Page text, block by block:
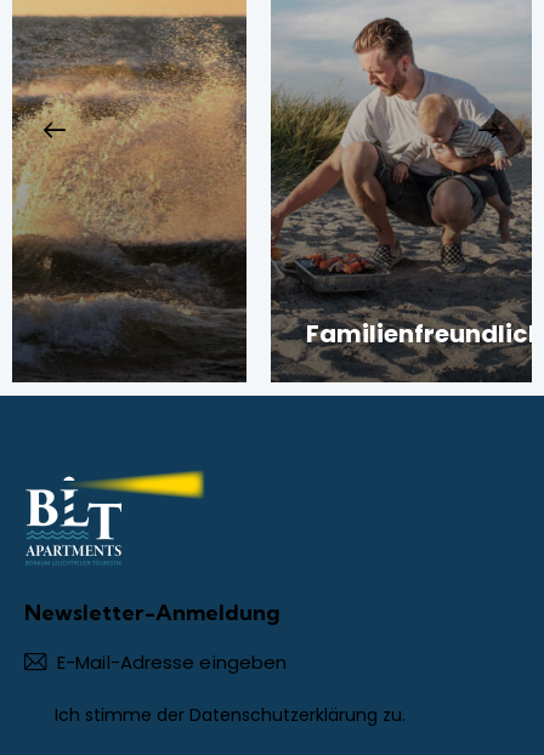
Familienfreundliche Aktivitäten
Newsletter-Anmeldung
Ich stimme der Datenschutzerklärung zu.